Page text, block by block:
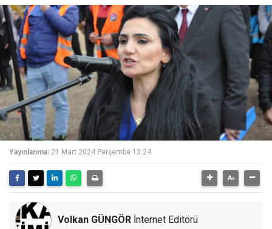
Yayınlanma: 21 Mart 2024 Perşembe 13:24
Volkan GÜNGÖR İnternet Editörü